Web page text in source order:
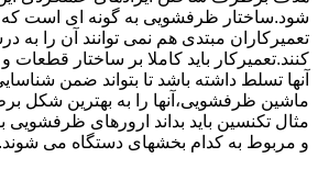
شود.ساختار ظرفشویی به گونه ای است که
تعمیرکاران مبتدی هم نمی توانند آن را به
کنند.تعمیرکار باید کاملا بر ساختار
آنها تسلط داشته باشد تا بتواند ضمن
ماشین ظرفشویی،آنها را به بهترین شکل
مثال تکنسین باید بداند ارورهای
و مربوط به کدام بخشهای دستگاه می شوند.